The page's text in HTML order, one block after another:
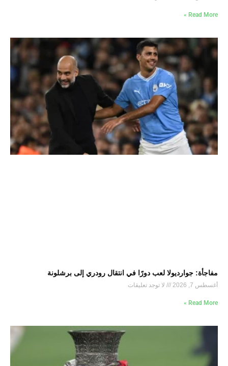
Read More »
مفاجأة: جوارديولا لعب دورًا في انتقال رودري إلى برشلونة
أغسطس 7, 2026 لا توجد تعليقات
Read More »